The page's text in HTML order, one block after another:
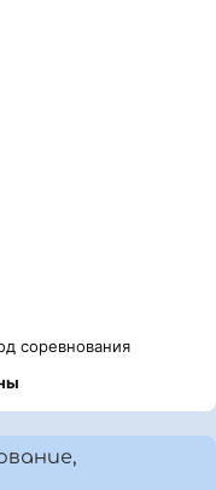
соревнования